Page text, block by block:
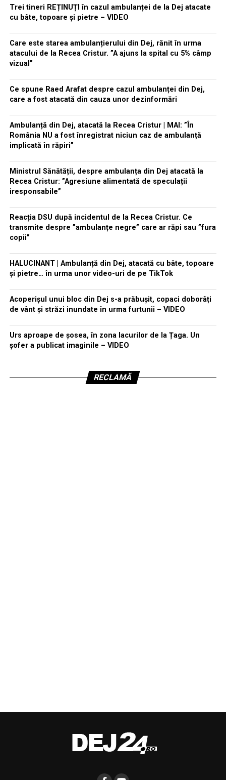
Trei tineri REȚINUȚI în cazul ambulanței de la Dej atacate
cu bâte, topoare și pietre – VIDEO
Care este starea ambulanțierului din Dej, rănit în urma
atacului de la Recea Cristur. ”A ajuns la spital cu 5% câmp
vizual”
Ce spune Raed Arafat despre cazul ambulanței din Dej,
care a fost atacată din cauza unor dezinformări
Ambulanță din Dej, atacată la Recea Cristur | MAI: ”În
România NU a fost înregistrat niciun caz de ambulanță
implicată în răpiri”
Ministrul Sănătății, despre ambulanța din Dej atacată la
Recea Cristur: ”Agresiune alimentată de speculații
iresponsabile”
Reacția DSU după incidentul de la Recea Cristur. Ce
transmite despre ”ambulanțe negre” care ar răpi sau ”fura
copii”
HALUCINANT | Ambulanță din Dej, atacată cu bâte, topoare
și pietre… în urma unor video-uri de pe TikTok
Acoperișul unui bloc din Dej s-a prăbușit, copaci doborâți
de vânt și străzi inundate în urma furtunii – VIDEO
Urs aproape de șosea, în zona lacurilor de la Țaga. Un
șofer a publicat imaginile – VIDEO
RECLAMĂ